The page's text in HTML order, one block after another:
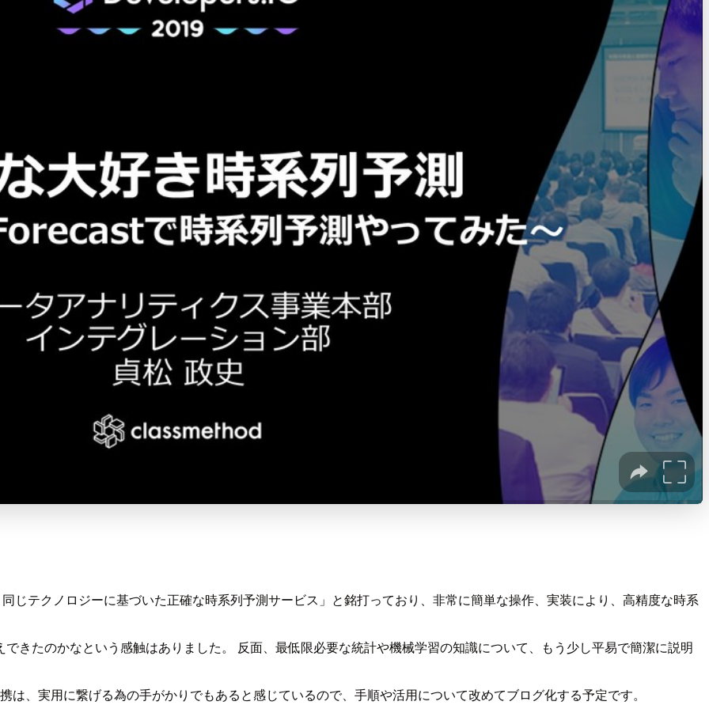
じテクノロジーに基づいた正確な時系列予測サービス」と銘打っており、非常に簡単な操作、実装により、高精度な時系
きたのかなという感触はありました。 反面、最低限必要な統計や機械学習の知識について、もう少し平易で簡潔に説明
、実用に繋げる為の手がかりでもあると感じているので、手順や活用について改めてブログ化する予定です。